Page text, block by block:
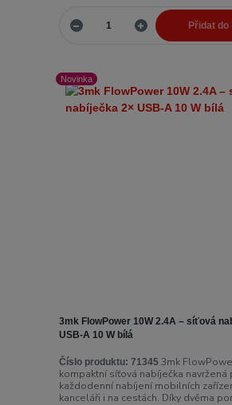
Přidat do
Novinka
3mk FlowPower 10W 2.4A – síťová
USB-A 10 W bílá
Číslo produktu: 71345 3mk
kompaktní síťová nabíječka navržená
každodenní nabíjení mobilních
kanceláři i na cestách. Díky dvěma